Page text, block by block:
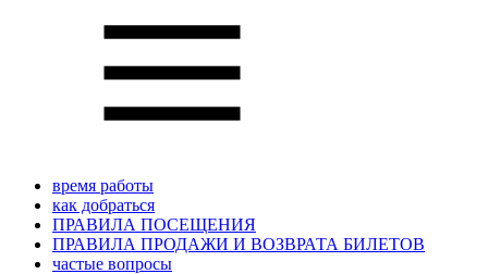
время работы
как добраться
ПРАВИЛА ПОСЕЩЕНИЯ
ПРАВИЛА ПРОДАЖИ И ВОЗВРАТА БИЛЕТОВ
частые вопросы